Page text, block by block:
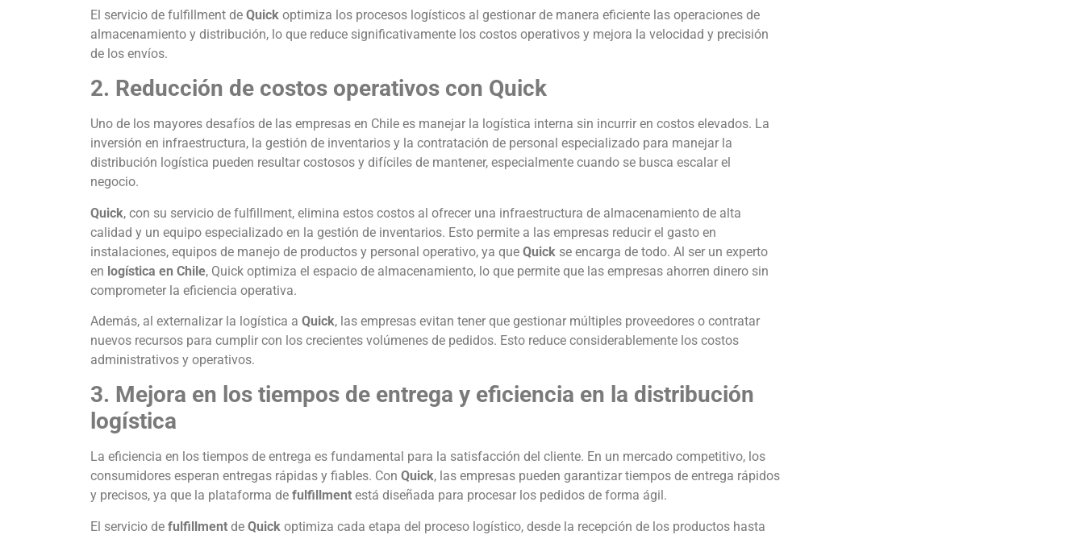
El servicio de fulfillment de Quick optimiza los procesos logísticos al gestionar de manera eficiente las operaciones de
almacenamiento y distribución, lo que reduce significativamente los costos operativos y mejora la velocidad y precisión
de los envíos.
2. Reducción de costos operativos con Quick
Uno de los mayores desafíos de las empresas en Chile es manejar la logística interna sin incurrir en costos elevados. La
inversión en infraestructura, la gestión de inventarios y la contratación de personal especializado para manejar la
distribución logística pueden resultar costosos y difíciles de mantener, especialmente cuando se busca escalar el
negocio.
Quick, con su servicio de fulfillment, elimina estos costos al ofrecer una infraestructura de almacenamiento de alta
calidad y un equipo especializado en la gestión de inventarios. Esto permite a las empresas reducir el gasto en
instalaciones, equipos de manejo de productos y personal operativo, ya que Quick se encarga de todo. Al ser un experto
en logística en Chile, Quick optimiza el espacio de almacenamiento, lo que permite que las empresas ahorren dinero sin
comprometer la eficiencia operativa.
Además, al externalizar la logística a Quick, las empresas evitan tener que gestionar múltiples proveedores o contratar
nuevos recursos para cumplir con los crecientes volúmenes de pedidos. Esto reduce considerablemente los costos
administrativos y operativos.
3. Mejora en los tiempos de entrega y eficiencia en la distribución
logística
La eficiencia en los tiempos de entrega es fundamental para la satisfacción del cliente. En un mercado competitivo, los
consumidores esperan entregas rápidas y fiables. Con Quick, las empresas pueden garantizar tiempos de entrega rápidos
y precisos, ya que la plataforma de fulfillment está diseñada para procesar los pedidos de forma ágil.
El servicio de fulfillment de Quick optimiza cada etapa del proceso logístico, desde la recepción de los productos hasta